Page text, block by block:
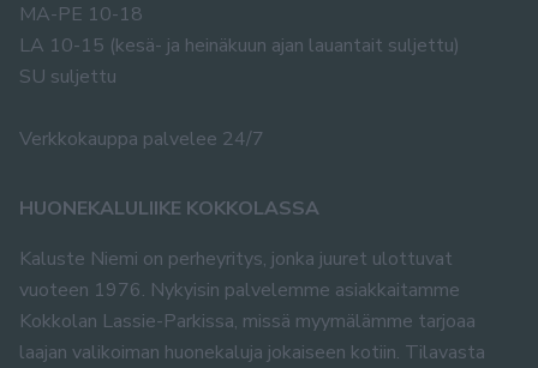
MA-PE 10-18
LA 10-15 (kesä- ja heinäkuun ajan lauantait suljettu)
SU suljettu
Verkkokauppa palvelee 24/7
HUONEKALULIIKE KOKKOLASSA
Kaluste Niemi on perheyritys, jonka juuret ulottuvat
vuoteen 1976. Nykyisin palvelemme asiakkaitamme
Kokkolan Lassie-Parkissa, missä myymälämme tarjoaa
laajan valikoiman huonekaluja jokaiseen kotiin. Tilavasta